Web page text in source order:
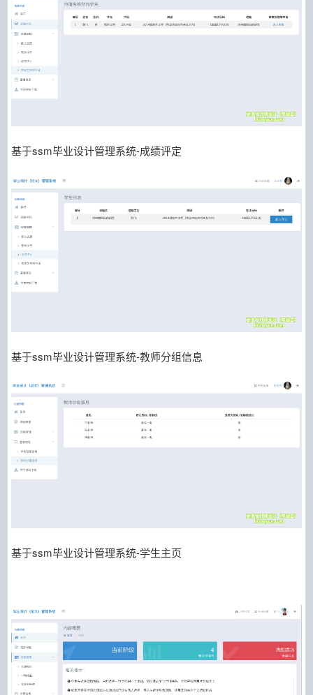
基于ssm毕业设计管理系统-成绩评定
基于ssm毕业设计管理系统-教师分组信息
基于ssm毕业设计管理系统-学生主页